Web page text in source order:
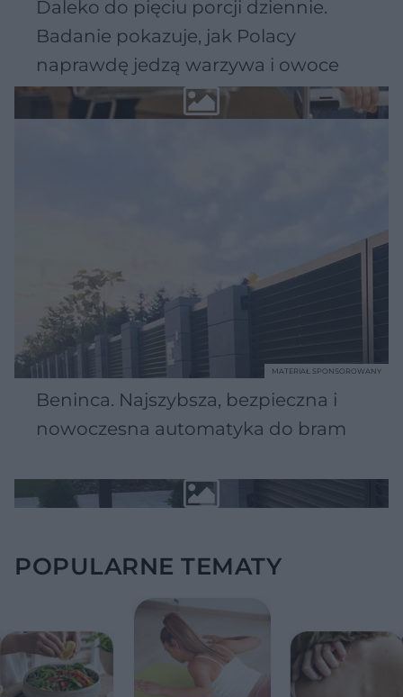
Daleko do pięciu porcji dziennie.
Badanie pokazuje, jak Polacy
naprawdę jedzą warzywa i owoce
Beninca. Najszybsza, bezpieczna i
nowoczesna automatyka do bram
MATERIAŁ SPONSOROWANY
POPULARNE TEMATY